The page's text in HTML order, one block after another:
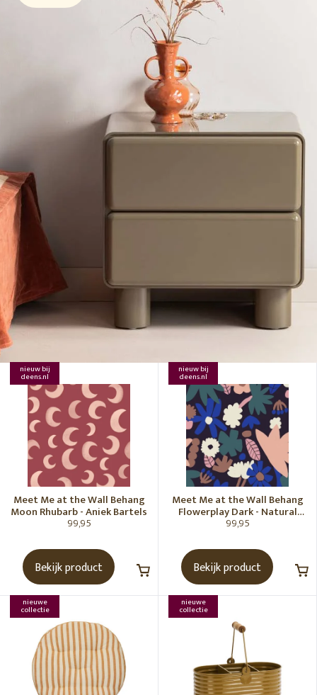
nieuw bij
deens.nl
Meet Me at the Wall Behang
Moon Rhubarb - Aniek Bartels
99,95
Bekijk product
nieuw bij
deens.nl
Meet Me at the Wall Behang
Flowerplay Dark - Natural
Noord
99,95
Bekijk product
nieuwe
collectie
nieuwe
collectie